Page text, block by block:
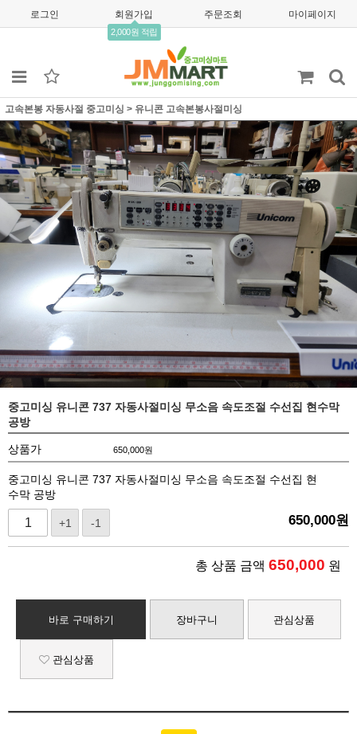
로그인 회원가입
2,000원 적립
주문조회 마이페이지
고속본봉 자동사절 중고미싱 > 유니콘 고속본봉사절미싱
중고미싱 유니콘 737 자동사절미싱 무소음 속도조절 수선집 현수막
공방
상품가 650,000원
중고미싱 유니콘 737 자동사절미싱 무소음 속도조절 수선집 현
수막 공방
+1 -1 650,000원
총 상품 금액 650,000 원
바로 구매하기 장바구니 관심상품
관심상품